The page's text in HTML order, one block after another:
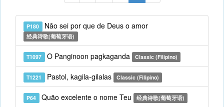
P180 Não sei por que de Deus o amor
经典诗歌(葡萄牙语)
T1097 O Panginoon pagkaganda Classic (Filipino)
T1221 Pastol, kagila-gilalas Classic (Filipino)
P64 Quão excelente o nome Teu 经典诗歌(葡萄牙语)